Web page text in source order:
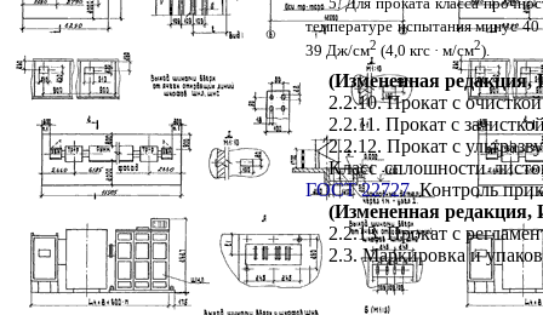
температуре испытания минус
39 Дж/см2 (4,0 кгс · м/см2).
(Измененная
2.2.10. Прокат с
2.2.11. Прокат с
2.2.12. Прокат с
Класс сплошности
ГОСТ 22727. Контроль
(Измененная
2.2.13. Прокат с
2.3. Маркировка и